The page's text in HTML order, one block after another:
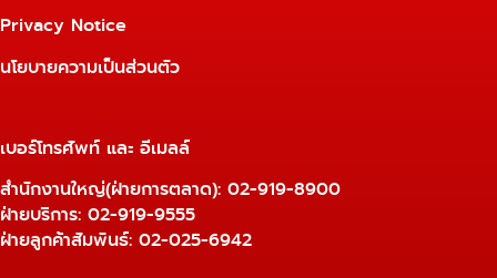
Privacy Notice
นโยบายความเป็นส่วนตัว
เบอร์โทรศัพท์ และ อีเมลล์
สำนักงานใหญ่(ฝ่ายการตลาด): 02-919-8900
ฝ่ายบริการ: 02-919-9555
ฝ่ายลูกค้าสัมพันธ์: 02-025-6942